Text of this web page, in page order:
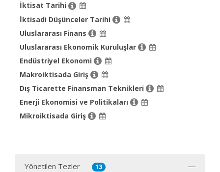
İktisat Tarihi
İktisadi Düşünceler Tarihi
Uluslararası Finans
Uluslararası Ekonomik Kuruluşlar
Endüstriyel Ekonomi
Makroiktisada Giriş
Dış Ticarette Finansman Teknikleri
Enerji Ekonomisi ve Politikaları
Mikroiktisada Giriş
Yönetilen Tezler 13